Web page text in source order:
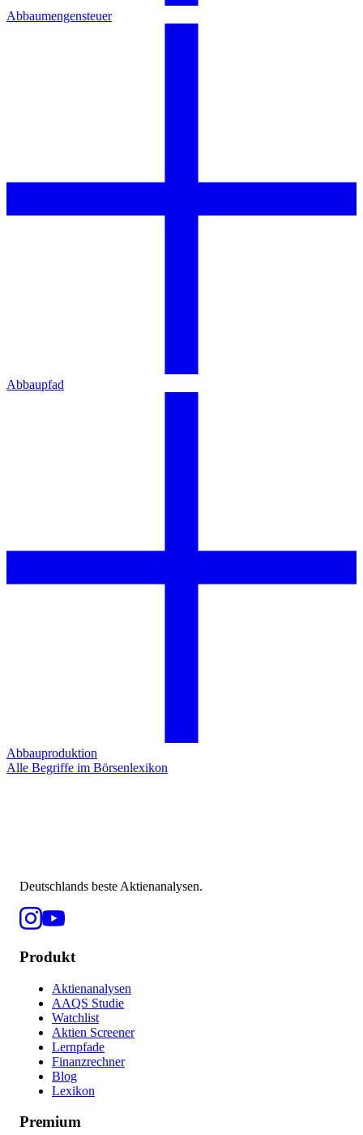
Abbaumengensteuer
Abbaupfad
Abbauproduktion
Alle Begriffe im Börsenlexikon
Deutschlands beste Aktienanalysen.
Produkt
Aktienanalysen
AAQS Studie
Watchlist
Aktien Screener
Lernpfade
Finanzrechner
Blog
Lexikon
Premium